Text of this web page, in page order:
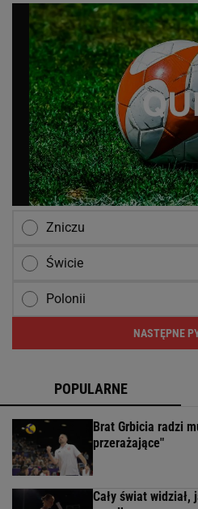
Zniczu
Świcie
Polonii
NASTĘPNE
POPULARNE
Brat Grbicia radzi
przerażające"
Cały świat